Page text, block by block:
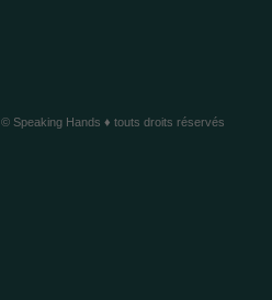
© Speaking Hands ♦ touts droits réservés